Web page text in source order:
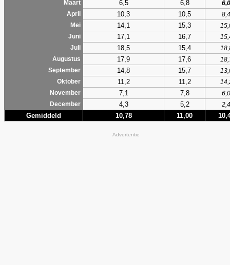
Maart 6,5 6,8
6,0
April
10,3 10,5
8,4
Mei
14,1 15,3
Juni
17,1 16,7
Juli
18,5 15,4
Augustus
17,9 17,6
September
14,8 15,7
Oktober
11,2 11,2
November
7,1 7,8
6,0
December
4,3 5,2 2,4
Gemiddeld 10,78 11,00
Advertentie